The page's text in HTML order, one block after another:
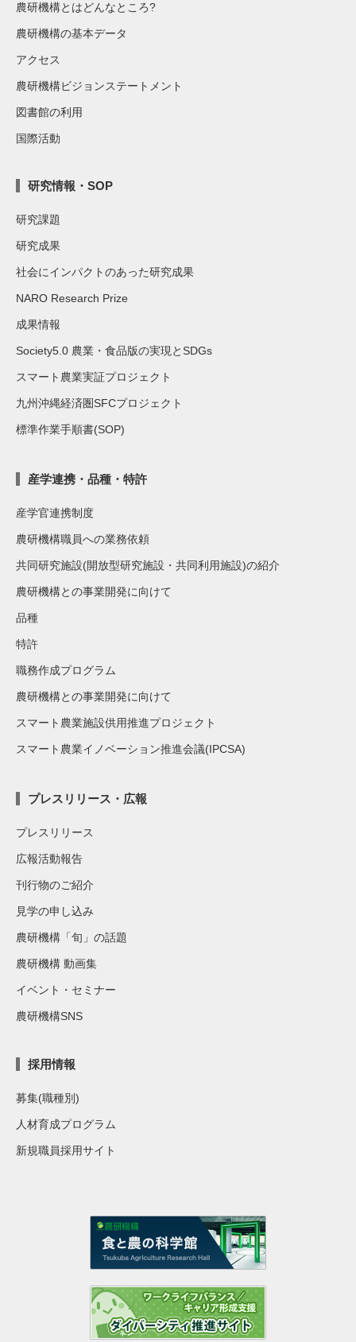
農研機構とはどんなところ?
農研機構の基本データ
アクセス
農研機構ビジョンステートメント
図書館の利用
国際活動
研究情報・SOP
研究課題
研究成果
社会にインパクトのあった研究成果
NARO Research Prize
成果情報
Society5.0 農業・食品版の実現とSDGs
スマート農業実証プロジェクト
九州沖縄経済圏SFCプロジェクト
標準作業手順書(SOP)
産学連携・品種・特許
産学官連携制度
農研機構職員への業務依頼
共同研究施設(開放型研究施設・共同利用施設)の紹介
農研機構との事業開発に向けて
品種
特許
職務作成プログラム
農研機構との事業開発に向けて
スマート農業施設供用推進プロジェクト
スマート農業イノベーション推進会議(IPCSA)
プレスリリース・広報
プレスリリース
広報活動報告
刊行物のご紹介
見学の申し込み
農研機構「旬」の話題
農研機構 動画集
イベント・セミナー
農研機構SNS
採用情報
募集(職種別)
人材育成プログラム
新規職員採用サイト